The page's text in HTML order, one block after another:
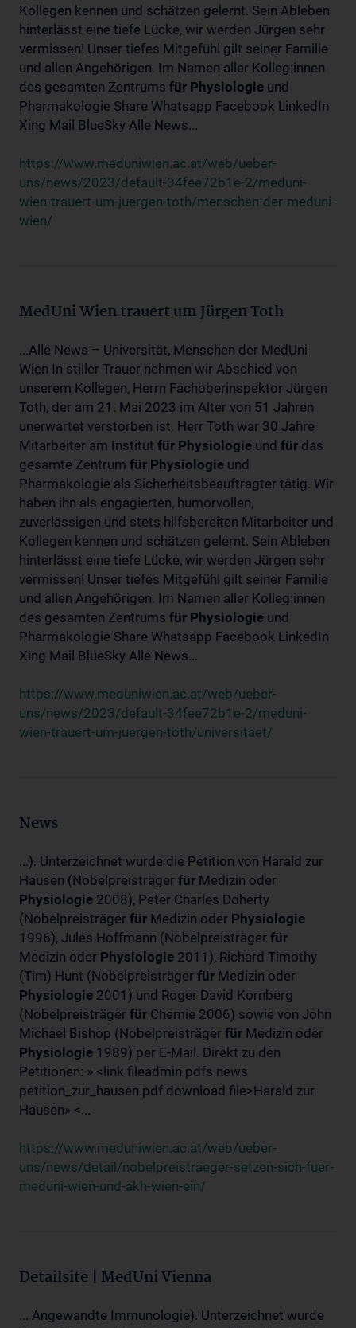
Kollegen kennen und schätzen gelernt. Sein Ableben
hinterlässt eine tiefe Lücke, wir werden Jürgen sehr
vermissen! Unser tiefes Mitgefühl gilt seiner Familie
und allen Angehörigen. Im Namen aller Kolleg:innen
des gesamten Zentrums für Physiologie und
Pharmakologie Share Whatsapp Facebook LinkedIn
Xing Mail BlueSky Alle News...
https://www.meduniwien.ac.at/web/ueber-
uns/news/2023/default-34fee72b1e-2/meduni-
wien-trauert-um-juergen-toth/menschen-der-meduni-
wien/
MedUni Wien trauert um Jürgen Toth
...Alle News – Universität, Menschen der MedUni
Wien In stiller Trauer nehmen wir Abschied von
unserem Kollegen, Herrn Fachoberinspektor Jürgen
Toth, der am 21. Mai 2023 im Alter von 51 Jahren
unerwartet verstorben ist. Herr Toth war 30 Jahre
Mitarbeiter am Institut für Physiologie und für das
gesamte Zentrum für Physiologie und
Pharmakologie als Sicherheitsbeauftragter tätig. Wir
haben ihn als engagierten, humorvollen,
zuverlässigen und stets hilfsbereiten Mitarbeiter und
Kollegen kennen und schätzen gelernt. Sein Ableben
hinterlässt eine tiefe Lücke, wir werden Jürgen sehr
vermissen! Unser tiefes Mitgefühl gilt seiner Familie
und allen Angehörigen. Im Namen aller Kolleg:innen
des gesamten Zentrums für Physiologie und
Pharmakologie Share Whatsapp Facebook LinkedIn
Xing Mail BlueSky Alle News...
https://www.meduniwien.ac.at/web/ueber-
uns/news/2023/default-34fee72b1e-2/meduni-
wien-trauert-um-juergen-toth/universitaet/
News
...). Unterzeichnet wurde die Petition von Harald zur
Hausen (Nobelpreisträger für Medizin oder
Physiologie 2008), Peter Charles Doherty
(Nobelpreisträger für Medizin oder Physiologie
1996), Jules Hoffmann (Nobelpreisträger für
Medizin oder Physiologie 2011), Richard Timothy
(Tim) Hunt (Nobelpreisträger für Medizin oder
Physiologie 2001) und Roger David Kornberg
(Nobelpreisträger für Chemie 2006) sowie von John
Michael Bishop (Nobelpreisträger für Medizin oder
Physiologie 1989) per E-Mail. Direkt zu den
Petitionen: » <link fileadmin pdfs news
petition_zur_hausen.pdf download file>Harald zur
Hausen» <...
https://www.meduniwien.ac.at/web/ueber-
uns/news/detail/nobelpreistraeger-setzen-sich-fuer-
meduni-wien-und-akh-wien-ein/
Detailsite | MedUni Vienna
... Angewandte Immunologie). Unterzeichnet wurde